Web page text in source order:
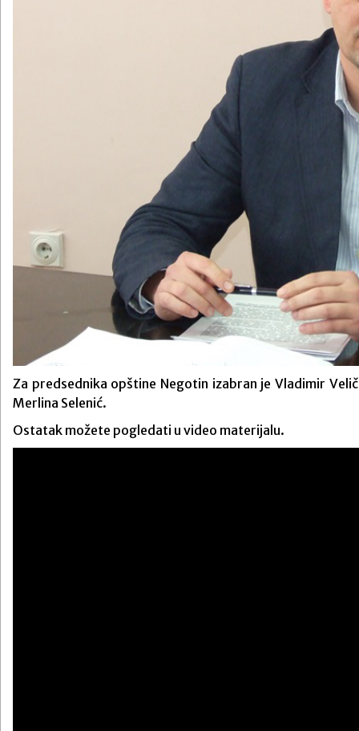
Za predsednika opštine Negotin izabran je Vladimir
Merlina Selenić.
Ostatak možete pogledati u video materijalu.